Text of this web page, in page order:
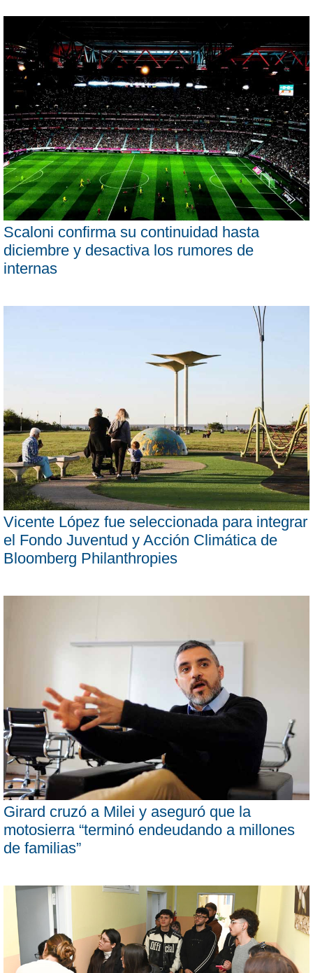
Scaloni confirma su continuidad hasta
diciembre y desactiva los rumores de
internas
Vicente López fue seleccionada para integrar
el Fondo Juventud y Acción Climática de
Bloomberg Philanthropies
Girard cruzó a Milei y aseguró que la
motosierra “terminó endeudando a millones
de familias”